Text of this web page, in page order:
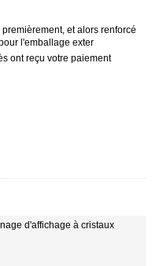
et alors renforcé
l'emballage exter
ont reçu votre paiement
d'affichage à cristaux